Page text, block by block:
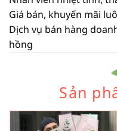
Giá bán, khuyến mãi
Dịch vụ bán hàng
hồng
Sản